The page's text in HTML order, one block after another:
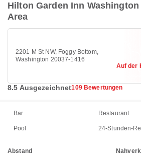
Hilton Garden Inn
Area
2201 M St NW, Foggy Bottom,
Washington 20037-1416
Auf der
8.5 Ausgezeichnet109 Bewertungen
Bar Restaurant
Pool 24-Stunden-
Abstand